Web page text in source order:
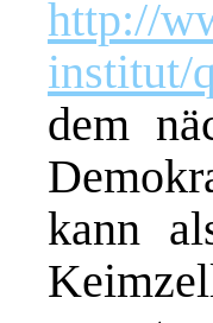
http://
institut/
dem
kann